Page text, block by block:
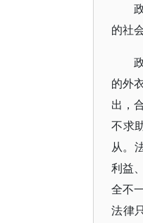
的社
的外
出，
不求
从。
利益
全不
法律